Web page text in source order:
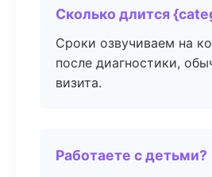
Сколько длится
Сроки озвучиваем на
после диагностики,
визита.
Работаете с детьми?